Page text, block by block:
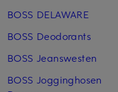
BOSS DELAWARE
BOSS Deodorants
BOSS Jeanswesten
BOSS Jogginghosen